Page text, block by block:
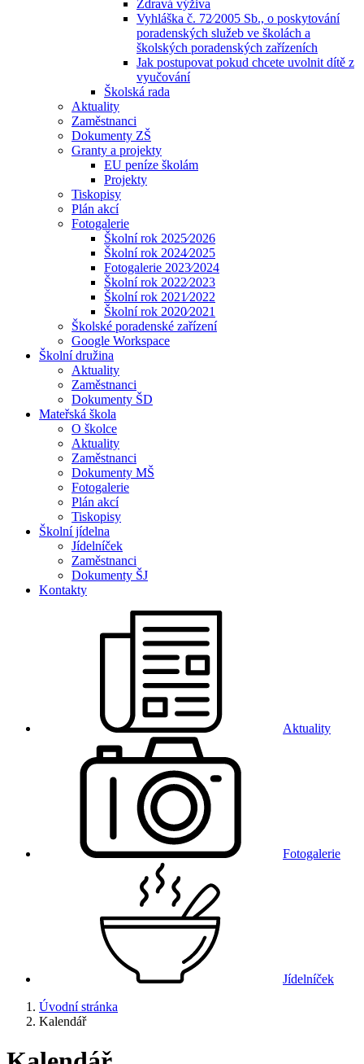
Zdravá výživa
Vyhláška č. 72⁄2005 Sb., o poskytování
poradenských služeb ve školách a
školských poradenských zařízeních
Jak postupovat pokud chcete uvolnit dítě z
vyučování
Školská rada
Aktuality
Zaměstnanci
Dokumenty ZŠ
Granty a projekty
EU peníze školám
Projekty
Tiskopisy
Plán akcí
Fotogalerie
Školní rok 2025⁄2026
Školní rok 2024⁄2025
Fotogalerie 2023⁄2024
Školní rok 2022⁄2023
Školní rok 2021⁄2022
Školní rok 2020⁄2021
Školské poradenské zařízení
Google Workspace
Školní družina
Aktuality
Zaměstnanci
Dokumenty ŠD
Mateřská škola
O školce
Aktuality
Zaměstnanci
Dokumenty MŠ
Fotogalerie
Plán akcí
Tiskopisy
Školní jídelna
Jídelníček
Zaměstnanci
Dokumenty ŠJ
Kontakty
Aktuality
Fotogalerie
Jídelníček
Úvodní stránka
Kalendář